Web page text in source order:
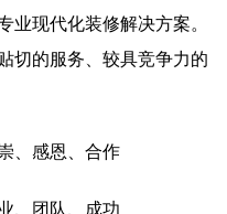
业现代化装修解决方案。
切的服务、较具竞争力的
、感恩、合作
、团队、成功